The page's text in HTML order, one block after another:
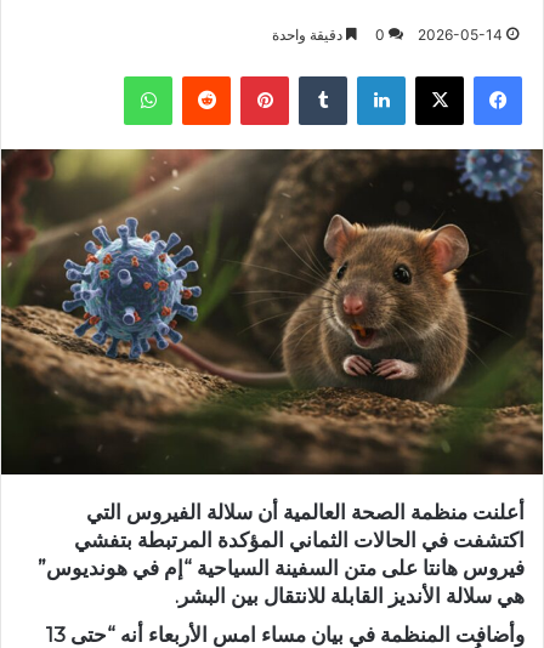
2026-05-14
0 دقيقة واحدة
فيسبوك X لينكدإن بينتيريست واتساب
أعلنت منظمة الصحة العالمية أن سلالة الفيروس التي
اكتشفت في الحالات الثماني المؤكدة المرتبطة بتفشي
فيروس هانتا على متن السفينة السياحية “إم في هونديوس”
هي سلالة الأنديز القابلة للانتقال بين البشر.
وأضافت المنظمة في بيان مساء امس الأربعاء أنه “حتى 13